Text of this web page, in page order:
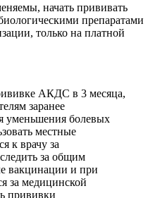
начать прививать
препаратами
только на платной
АКДС в 3 месяца,
заранее
уменьшения болевых
местные
к врачу за
за общим
вакцинации и при
за медицинской
прививки